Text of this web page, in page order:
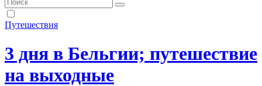
Путешествия
3 дня в Бельгии; путешествие
на выходные